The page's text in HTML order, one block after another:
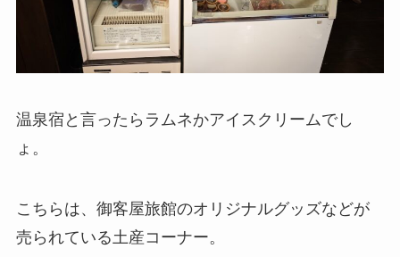
温泉宿と言ったらラムネかアイスクリームでし
ょ。
こちらは、御客屋旅館のオリジナルグッズなどが
売られている土産コーナー。